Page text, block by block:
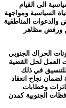
الى القيام
السياسية ومواجهة
المناطقية
ورفض مظاهر
الحراك الجنوبي
العمل لحل القضية
للتنسيق في ذلك
لضمان نجاح انعقاد
وخطابات
الجنوبية كمدن